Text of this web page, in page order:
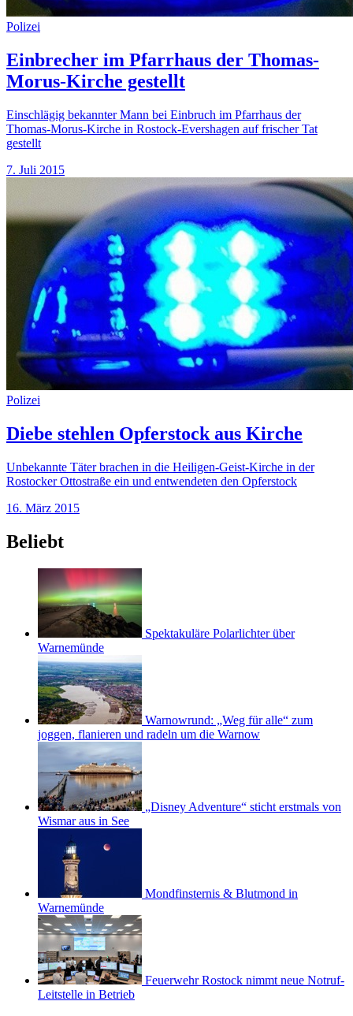
Polizei
Einbrecher im Pfarrhaus der Thomas-
Morus-Kirche gestellt
Einschlägig bekannter Mann bei Einbruch im Pfarrhaus der
Thomas-Morus-Kirche in Rostock-Evershagen auf frischer Tat
gestellt
7. Juli 2015
Polizei
Diebe stehlen Opferstock aus Kirche
Unbekannte Täter brachen in die Heiligen-Geist-Kirche in der
Rostocker Ottostraße ein und entwendeten den Opferstock
16. März 2015
Beliebt
Spektakuläre Polarlichter über
Warnemünde
Warnowrund: „Weg für alle“ zum
joggen, flanieren und radeln um die Warnow
„Disney Adventure“ sticht erstmals von
Wismar aus in See
Mondfinsternis & Blutmond in
Warnemünde
Feuerwehr Rostock nimmt neue Notruf-
Leitstelle in Betrieb